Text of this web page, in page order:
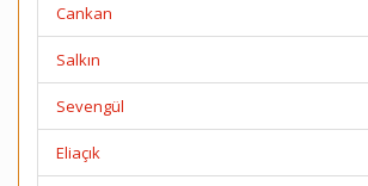
Cankan
Salkın
Sevengül
Eliaçık